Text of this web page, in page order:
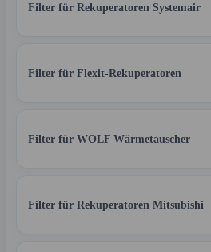
Filter für Rekuperatoren Systemair
Filter für Flexit-Rekuperatoren
Filter für WOLF Wärmetauscher
Filter für Rekuperatoren Mitsubishi